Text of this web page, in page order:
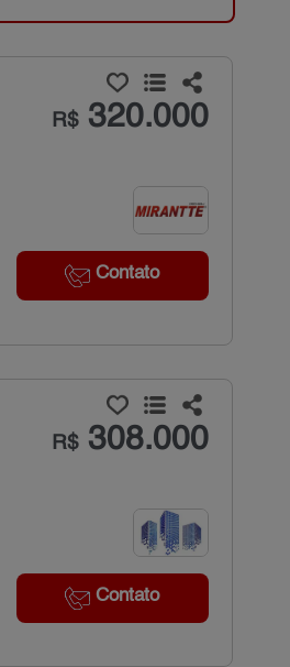
R$320.000
Contato
R$308.000
Contato